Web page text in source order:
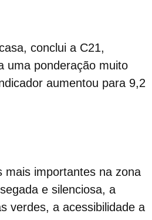
conclui a C21,
uma ponderação muito
aumentou para 9,2
mais importantes na zona
e silenciosa, a
verdes, a acessibilidade a